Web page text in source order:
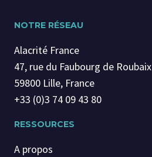
NOTRE RÉSEAU
Alacrité France
47, rue du Faubourg de Roubaix
59800 Lille, France
+33 (0)3 74 09 43 80
RESSOURCES
A propos